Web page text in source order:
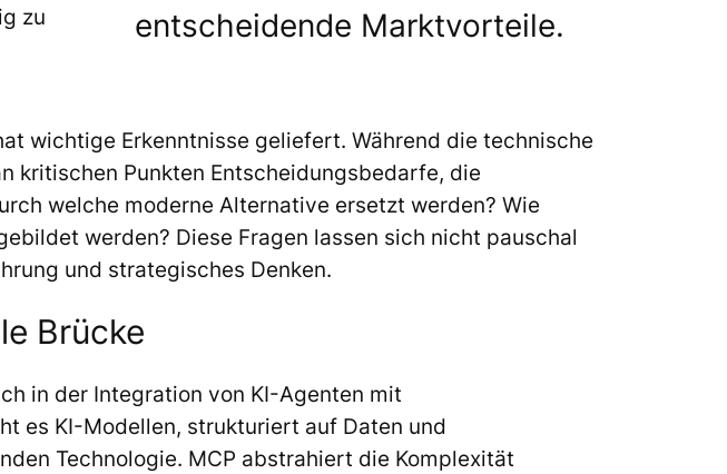
entscheidende Marktvorteile.
zu
wichtige Erkenntnisse geliefert. Während die technische
kritischen Punkten Entscheidungsbedarfe, die
welche moderne Alternative ersetzt werden? Wie
werden? Diese Fragen lassen sich nicht pauschal
und strategisches Denken.
Brücke
in der Integration von KI-Agenten mit
es KI-Modellen, strukturiert auf Daten und
Technologie. MCP abstrahiert die Komplexität